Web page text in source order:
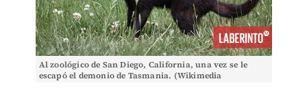
Al zoológico de San Diego, California, una vez se le
escapó el demonio de Tasmania. (Wikimedia